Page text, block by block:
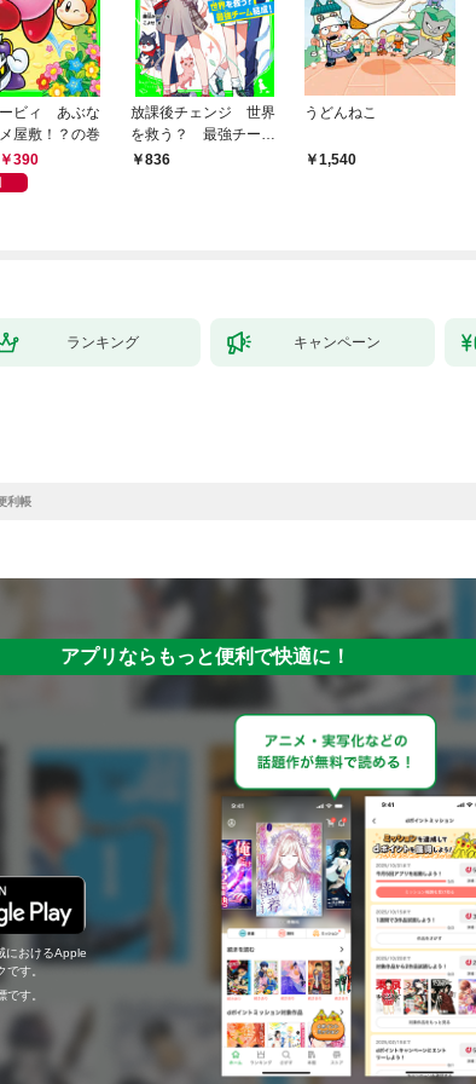
ビィ あぶな
屋敷！？の巻
390
放課後チェンジ 世界
を救う？ 最強チーム
結成！
836
うどんねこ
1,540
ランキング キャンペーン
利帳
アプリならもっと便利で快適に！
におけるApple
す。
す。